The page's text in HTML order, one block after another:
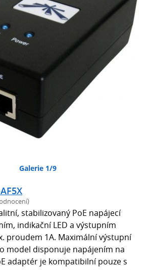
Galerie 1/9
stabilizovaný PoE napájecí
indikační LED a výstupním
proudem 1A. Maximální výstupní
model disponuje napájením na
adaptér je kompatibilní pouze s